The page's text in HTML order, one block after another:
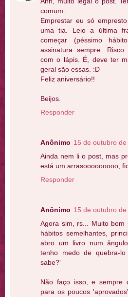
comum.
Emprestar eu só
uma tia. Leio a última
começar (péssimo
assinatura sempre.
com o lápis. É, deve ter
geral são essas. :D
Feliz aniversário!!
Beijos.
Responder
Anônimo 15 de outubro
Ainda nem li o post, mas
está um arrasooooooooo,
Responder
Anônimo 15 de outubro
Agora sim, rs... Muito bom
hábitos semelhantes,
abro um livro num
tenho medo de quebra-lo
sabe?'
Não faço isso, e sempre
para os poucos